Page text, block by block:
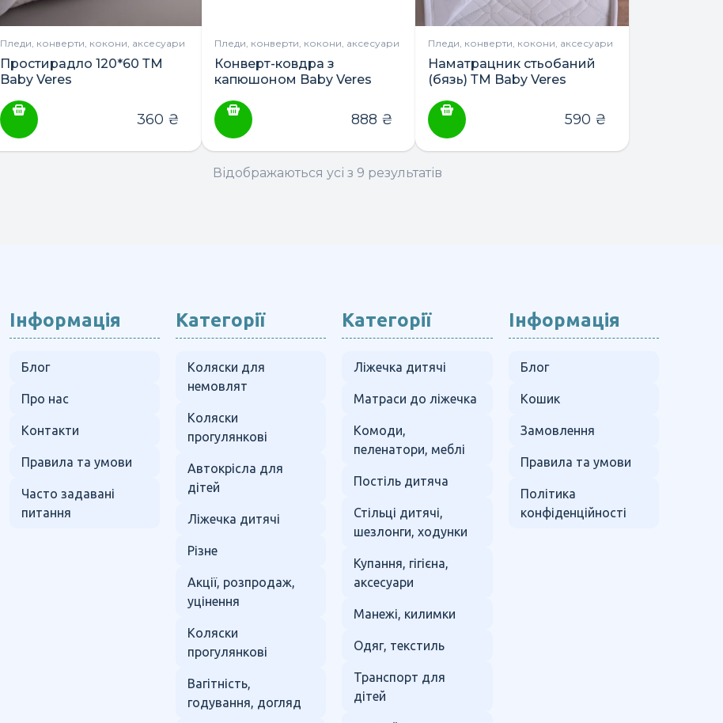
Пледи, конверти, кокони, аксесуари
Простирадло 120*60 ТМ
Baby Veres
360 ₴
Пледи, конверти, кокони, аксесуари
Конверт-ковдра з
капюшоном Baby Veres
888 ₴
Пледи, конверти, кокони, аксесуари
Наматрацник стьобаний
(бязь) ТМ Baby Veres
590 ₴
Відображаються усі з 9 результатів
Інформація
Блог
Про нас
Контакти
Правила та умови
Часто задавані
питання
Категорії
Коляски для
немовлят
Коляски
прогулянкові
Автокрісла для
дітей
Ліжечка дитячі
Різне
Акції, розпродаж,
уцінення
Коляски
прогулянкові
Вагітність,
годування, догляд
Категорії
Ліжечка дитячі
Матраси до ліжечка
Комоди,
пеленатори, меблі
Постіль дитяча
Стільці дитячі,
шезлонги, ходунки
Купання, гігієна,
аксесуари
Манежі, килимки
Одяг, текстиль
Транспорт для
дітей
Інформація
Блог
Кошик
Замовлення
Правила та умови
Політика
конфіденційності